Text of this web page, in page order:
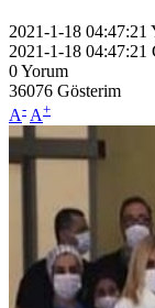
2021-1-18 04:47:21
2021-1-18 04:47:21
0Yorum
36076 Gösterim
A- A+